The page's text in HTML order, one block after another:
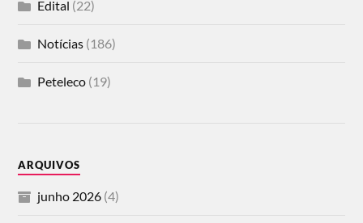
Edital (22)
Notícias (186)
Peteleco (19)
ARQUIVOS
junho 2026 (4)